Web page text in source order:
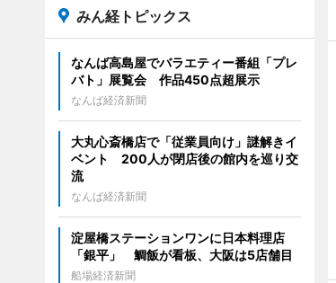
みん経トピックス
なんば高島屋でバラエティー番組「プレ
バト」展覧会 作品450点超展示
なんば経済新聞
大丸心斎橋店で「従業員向け」謎解きイ
ベント 200人が閉店後の館内を巡り交
流
なんば経済新聞
淀屋橋ステーションワンに日本料理店
「銀平」 鯛飯が看板、大阪は5店舗目
船場経済新聞